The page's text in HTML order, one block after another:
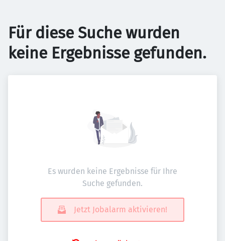
Für diese Suche wurden
keine Ergebnisse gefunden.
Es wurden keine Ergebnisse für Ihre
Suche gefunden.
Jetzt Jobalarm aktivieren!